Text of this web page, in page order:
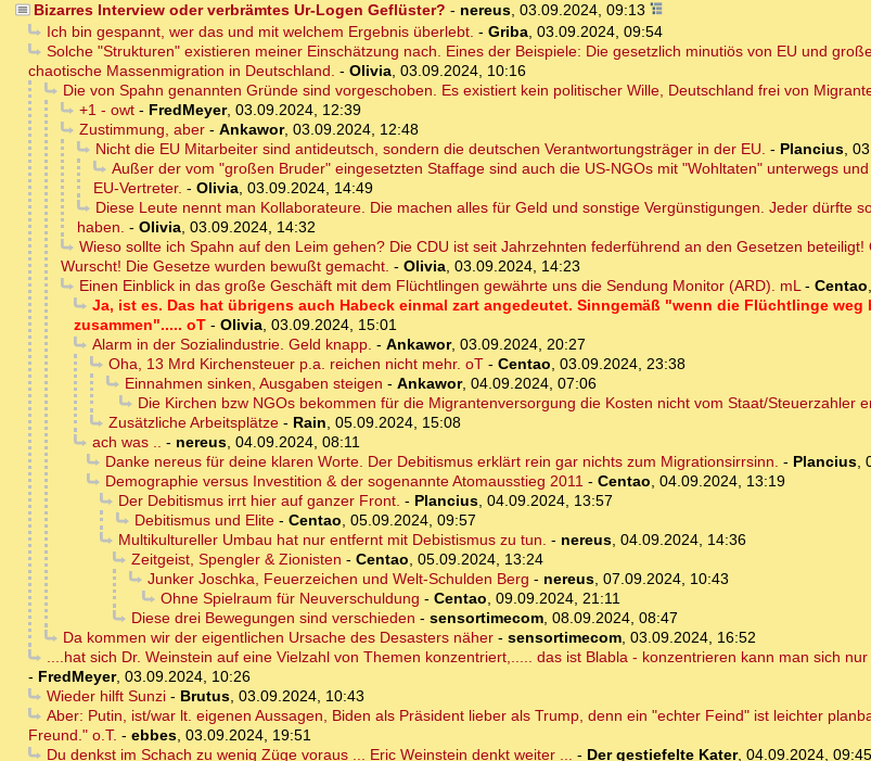
Bizarres Interview oder verbrämtes Ur-Logen Geflüster? - nereus, 03.09.2024, 09:13
Ich bin gespannt, wer das und mit welchem Ergebnis überlebt. - Griba, 03.09.2024, 09:54
Solche "Strukturen" existieren meiner Einschätzung nach. Eines der Beispiele: Die gesetzlich minutiös von EU und
chaotische Massenmigration in Deutschland. - Olivia, 03.09.2024, 10:16
Die von Spahn genannten Gründe sind vorgeschoben. Es existiert kein politischer Wille, Deutschland frei von
+1 - owt- FredMeyer, 03.09.2024, 12:39
Zustimmung, aber- Ankawor, 03.09.2024, 12:48
Nicht die EU Mitarbeiter sind antideutsch, sondern die deutschen Verantwortungsträger in der EU. - Plancius,
Außer der vom "großen Bruder" eingesetzten Staffage sind auch die US-NGOs mit "Wohltaten" unterwegs
EU-Vertreter. - Olivia, 03.09.2024, 14:49
Diese Leute nennt man Kollaborateure. Die machen alles für Geld und sonstige Vergünstigungen. Jeder dürfte
haben. - Olivia, 03.09.2024, 14:32
Wieso sollte ich Spahn auf den Leim gehen? Die CDU ist seit Jahrzehnten federführend an den Gesetzen
Wurscht! Die Gesetze wurden bewußt gemacht. - Olivia, 03.09.2024, 14:23
Einen Einblick in das große Geschäft mit dem Flüchtlingen gewährte uns die Sendung Monitor (ARD). mL- Centao,
Ja, ist es. Das hat übrigens auch Habeck einmal zart angedeutet. Sinngemäß "wenn die Flüchtlinge
zusammen"..... oT - Olivia, 03.09.2024, 15:01
Alarm in der Sozialindustrie. Geld knapp. - Ankawor, 03.09.2024, 20:27
Oha, 13 Mrd Kirchensteuer p.a. reichen nicht mehr. oT- Centao, 03.09.2024, 23:38
Einnahmen sinken, Ausgaben steigen - Ankawor, 04.09.2024, 07:06
Die Kirchen bzw NGOs bekommen für die Migrantenversorgung die Kosten nicht vom Staat/Steuerzahler
Zusätzliche Arbeitsplätze- Rain, 05.09.2024, 15:08
ach was .. - nereus, 04.09.2024, 08:11
Danke nereus für deine klaren Worte. Der Debitismus erklärt rein gar nichts zum Migrationsirrsinn. - Plancius,
Demographie versus Investition & der sogenannte Atomausstieg 2011- Centao, 04.09.2024, 13:19
Der Debitismus irrt hier auf ganzer Front. - Plancius, 04.09.2024, 13:57
Debitismus und Elite- Centao, 05.09.2024, 09:57
Multikultureller Umbau hat nur entfernt mit Debistismus zu tun. - nereus, 04.09.2024, 14:36
Zeitgeist, Spengler & Zionisten - Centao, 05.09.2024, 13:24
Junker Joschka, Feuerzeichen und Welt-Schulden Berg - nereus, 07.09.2024, 10:43
Ohne Spielraum für Neuverschuldung - Centao, 09.09.2024, 21:11
Diese drei Bewegungen sind verschieden - sensortimecom, 08.09.2024, 08:47
Da kommen wir der eigentlichen Ursache des Desasters näher- sensortimecom, 03.09.2024, 16:52
....hat sich Dr. Weinstein auf eine Vielzahl von Themen konzentriert,..... das ist Blabla - konzentrieren kann man sich
- FredMeyer, 03.09.2024, 10:26
Wieder hilft Sunzi- Brutus, 03.09.2024, 10:43
Aber: Putin, ist/war lt. eigenen Aussagen, Biden als Präsident lieber als Trump, denn ein "echter Feind" ist leichter
Freund." o.T. - ebbes, 03.09.2024, 19:51
Du denkst im Schach zu wenig Züge voraus ... Eric Weinstein denkt weiter ... - Der gestiefelte Kater, 04.09.2024, 09:45